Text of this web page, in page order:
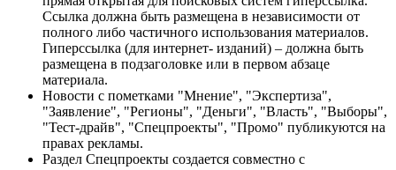
Ссылка должна быть размещена в независимости от
полного либо частичного использования материалов.
Гиперссылка (для интернет- изданий) – должна быть
размещена в подзаголовке или в первом абзаце
материала.
Новости с пометками "Мнение", "Экспертиза",
"Заявление", "Регионы", "Деньги", "Власть", "Выборы",
"Тест-драйв", "Спецпроекты", "Промо" публикуются на
правах рекламы.
Раздел Спецпроекты создается совместно с